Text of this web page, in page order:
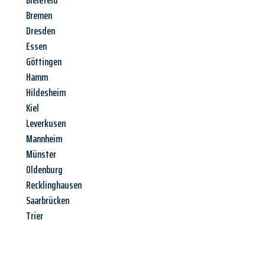
Bremen
Dresden
Essen
Göttingen
Hamm
Hildesheim
Kiel
Leverkusen
Mannheim
Münster
Oldenburg
Recklinghausen
Saarbrücken
Trier